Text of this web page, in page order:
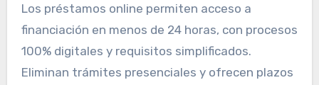
Los préstamos online permiten acceso a
financiación en menos de 24 horas, con procesos
100% digitales y requisitos simplificados.
Eliminan trámites presenciales y ofrecen plazos